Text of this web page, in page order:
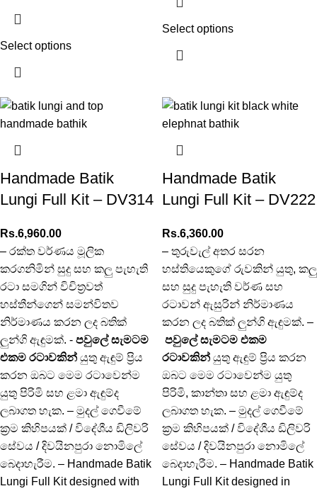
Select options
Select options
Handmade Batik
Lungi Full Kit – DV314
Rs.6,960.00
– රක්ත වර්ණය මූලික
කරගනිමින් සුදු සහ කලු පැහැති
රටා සමගින් විචිත්‍රවත්
හස්තීන්ගෙන් සමන්විතව
නිර්මාණය කරන ලද බතික්
ලුන්ගි ඇඳුමක්. - පවුලේ සැමටම
එකම රටාවකින් යුතු ඇඳුම් ප්‍රිය
කරන ඔබට මෙම රටාවෙන්ම
යුතු පිරිමි සහ ළමා ඇඳුම්ද
ලබාගත හැක. – මුදල් ගෙවීමේ
ක්‍රම කිහිපයක් / විදේශීය ඩිලිවරි
සේවය / දිවයිනපුරා නොමිලේ
බෙදාහැරීම. – Handmade Batik
Lungi Full Kit designed with
Handmade Batik
Lungi Full Kit – DV222
Rs.6,360.00
– තුරුවැල් අතර සරන
හස්තියෙකුගේ රුවකින් යුතු, කලු
සහ සුදු පැහැති වර්ණ සහ
රටාවන් ඇසුරින් නිර්මාණය
කරන ලද බතික් ලුන්ගි ඇඳුමක්. –
පවුලේ සැමටම එකම
රටාවකින් යුතු ඇඳුම් ප්‍රිය කරන
ඔබට මෙම රටාවෙන්ම යුතු
පිරිමි, කාන්තා සහ ළමා ඇඳුම්ද
ලබාගත හැක. – මුදල් ගෙවීමේ
ක්‍රම කිහිපයක් / විදේශීය ඩිලිවරි
සේවය / දිවයිනපුරා නොමිලේ
බෙදාහැරීම. – Handmade Batik
Lungi Full Kit designed in